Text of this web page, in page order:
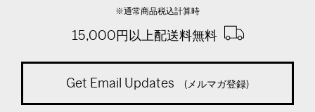
※通常商品税込計算時
15,000円以上配送料無料
Get Email Updates (メルマガ登録)